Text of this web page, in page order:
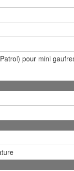
pour mini